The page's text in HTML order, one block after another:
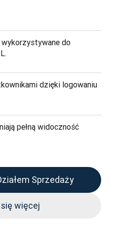
wykorzystywane do
dzięki logowaniu
pełną widoczność
Sprzedaży
więcej